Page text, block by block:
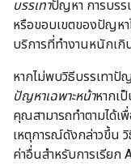
บรรเทาปัญหา การบรร
หรือขอบเขตของปัญหา
บริการที่ทำงานหนักเกิ
หากไม่พบวิธีบรรเทา
ปัญหาเฉพาะหน้าหากเ
คุณสามารถทำตามได้
เหตุการณ์ดังกล่าวขึ้น
ค่าอื่นสำหรับการเรียก